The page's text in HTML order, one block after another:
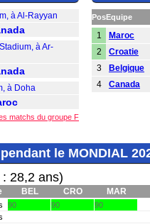
à Al-Rayyan
à Ar-
à Doha
matchs du groupe F
PosEquipe
1
Maroc
2
Croatie
3
Belgique
4
Canada
le MONDIAL
28,2 ans)
BEL CRO MAR
90 90
90